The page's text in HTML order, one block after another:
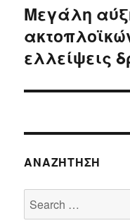
Next
post:
Μεγάλη
ελλείψεις
ΑΝΑΖΉΤΗΣΗ
Search
for: